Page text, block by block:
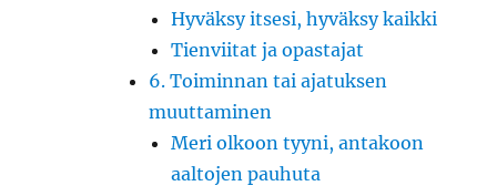
Hyväksy itsesi, hyväksy kaikki
Tienviitat ja opastajat
6. Toiminnan tai ajatuksen
muuttaminen
Meri olkoon tyyni, antakoon
aaltojen pauhuta